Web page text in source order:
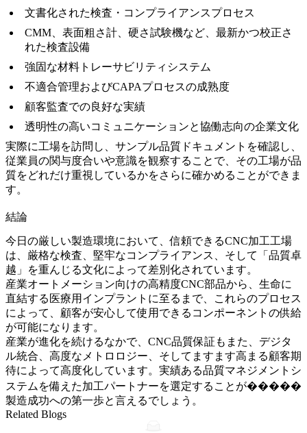
文書化された検査・コンプライアンスプロセス
CMM、表面粗さ計、硬さ試験機など、最新かつ校正さ
れた検査設備
強固な材料トレーサビリティシステム
不適合管理およびCAPAプロセスの成熟度
顧客監査での良好な実績
透明性の高いコミュニケーションと協働志向の企業文化
実際に工場を訪問し、サンプル品質ドキュメントを確認し、
従業員の関与度合いや意識を観察することで、その工場が品
質をどれだけ重視しているかをさらに確かめることができま
す。
結論
今日の厳しい製造環境において、信頼できるCNC加工工場
は、厳格な検査、堅牢なコンプライアンス、そして「品質卓
越」を重んじる文化によって差別化されています。
産業オートメーション向けの高精度CNC部品から、生命に
直結する医療用インプラントに至るまで、これらのプロセス
によって、顧客が安心して使用できるコンポーネントの供給
が可能になります。
産業が進化を続けるなかで、CNC品質保証もまた、デジタ
ル統合、高度なメトロロジー、そしてますます高まる顧客期
待によって高度化しています。実績ある品質マネジメントシ
ステムを備えた加工パートナーを選定することが�����
製造成功への第一歩と言えるでしょう。
Related Blogs